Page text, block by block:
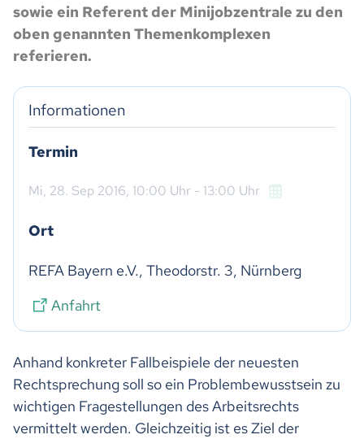
sowie ein Referent der Minijobzentrale zu den
oben genannten Themenkomplexen
referieren.
Anhand konkreter Fallbeispiele der neuesten
Rechtsprechung soll so ein Problembewusstsein zu
wichtigen Fragestellungen des Arbeitsrechts
vermittelt werden. Gleichzeitig ist es Ziel der
Informationen
Termin
Mi, 28. Sep 2016, 10:00 Uhr - 13:00 Uhr
Ort
REFA Bayern e.V., Theodorstr. 3, Nürnberg
Anfahrt